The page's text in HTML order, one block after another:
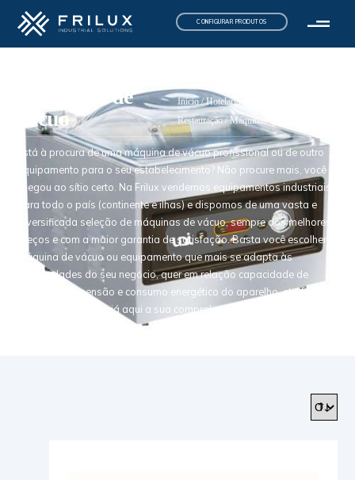
CONFIGURAR PRODUTOS
Máquinas de
vácuo
Início/Hotelaria e
Restauração/ Máquinas de vácuo
Está à procura de uma máquina de vácuo profissional ou de outro
equipamento para o seu estabelecimento? Não procure mais, você
chegou ao sítio certo. Na Frilux vendemos equipamentos industriais
para todo o país (continente e ilhas) e dispomos de uma vasta e
diversificada seleção de máquinas de vácuo, sempre aos melhores
preços e com a maior garantia de satisfação. Basta você escolher a
máquina de vácuo ou equipamento que mais se adapta às
necessidades do seu negócio, quer em relação capacidade de
produção, dimensão e consumo energético do aparelho, etc. Porquê
esperar mais? Faça já aqui a sua compra!